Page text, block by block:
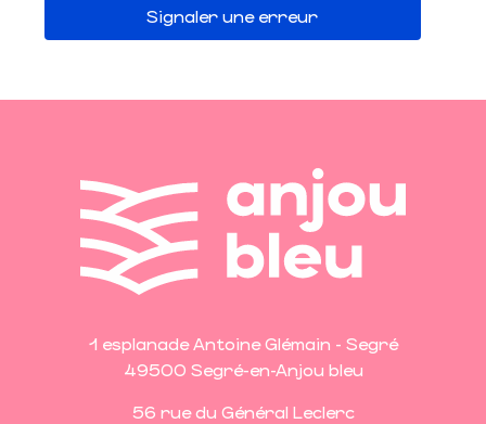
Signaler une erreur
1 esplanade Antoine Glémain - Segré
49500 Segré-en-Anjou bleu
56 rue du Général Leclerc